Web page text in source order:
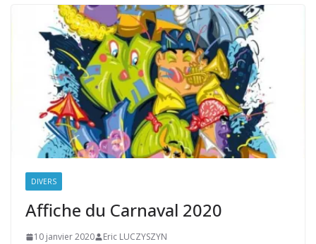
DIVERS
Affiche du Carnaval 2020
10 janvier 2020 Eric LUCZYSZYN